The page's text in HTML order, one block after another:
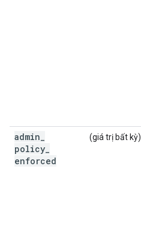
admin
policy
enforced
(giá trị bất kỳ)